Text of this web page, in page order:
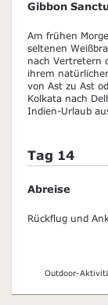
Gibbon
Am frühen
seltenen
nach Vertretern
ihrem
von Ast zu Ast
Kolkata nach
Indien-Urlaub
Tag 14
Abreise
Rückflug und
Outdoor-